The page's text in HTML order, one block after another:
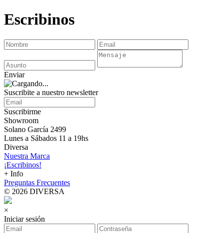
Escribinos
Enviar
Suscribite a nuestro newsletter
Suscribirme
Showroom
Solano García 2499
Lunes a Sábados 11 a 19hs
Diversa
Nuestra Marca
¡Escribinos!
+ Info
Preguntas Frecuentes
© 2026 DIVERSA
×
Iniciar sesión